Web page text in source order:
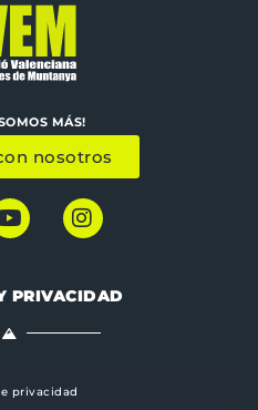
MÁS!
nosotros
PRIVACIDAD
privacidad